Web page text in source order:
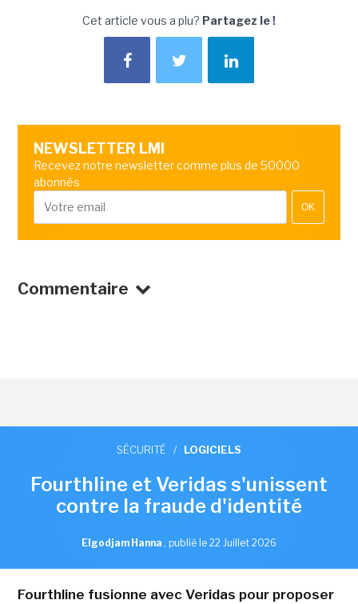
Cet article vous a plu? Partagez le !
NEWSLETTER LMI
Recevez notre newsletter comme plus de 50000
abonnés
OK
Commentaire
SÉCURITÉ / LOGICIELS
Fourthline et Veridas s'unissent
contre la fraude d'identité
Elgodjam Hanna , publié le 22 Juillet 2026
Fourthline fusionne avec Veridas pour proposer